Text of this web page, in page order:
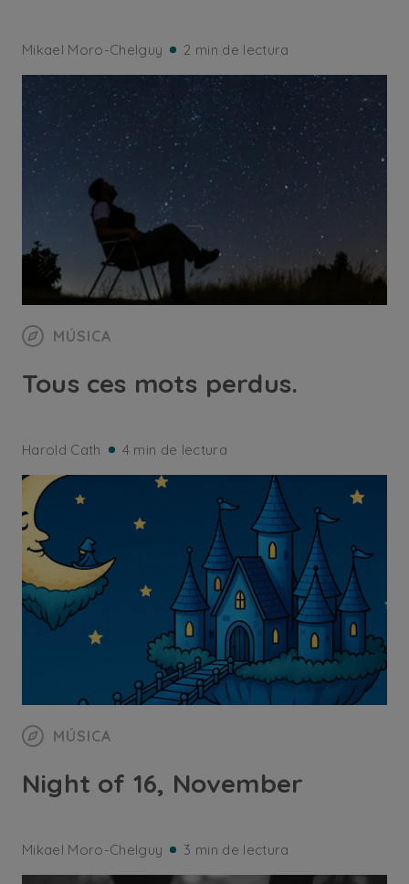
Mikael Moro-Chelguy 2 min de lectura
MÚSICA
Tous ces mots perdus.
Harold Cath 4 min de lectura
MÚSICA
Night of 16, November
Mikael Moro-Chelguy 3 min de lectura